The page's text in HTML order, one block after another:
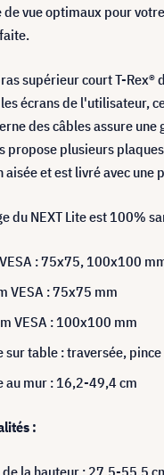
de vue optimaux pour
supérieur court T-
écrans de l'utilisateur,
des câbles assure
propose plusieurs
aisée et est livré avec
du NEXT Lite est 100%
: 75x75, 100x100
VESA : 75x75 mm
VESA : 100x100 mm
sur table : traversée, pince
au mur : 16,2-49,4 cm
:
de la hauteur : 27,5-55,5